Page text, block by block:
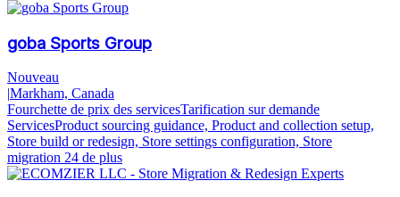
goba Sports Group
Nouveau
|Markham, Canada
Fourchette de prix des servicesTarification sur demande
ServicesProduct sourcing guidance, Product and collection setup,
Store build or redesign, Store settings configuration, Store
migration 24 de plus